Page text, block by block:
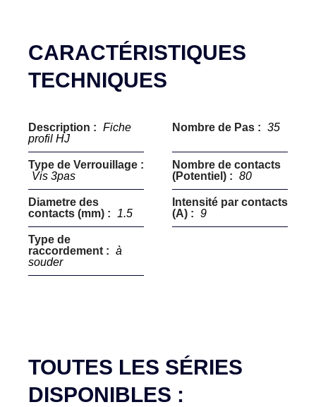
CARACTÉRISTIQUES
TECHNIQUES
Description : Fiche
profil HJ
Nombre de Pas : 35
Type de Verrouillage :
Vis 3pas
Nombre de contacts
(Potentiel) : 80
Diametre des
contacts (mm) :
1.5
Intensité par contacts
(A) : 9
Type de
raccordement : à
souder
TOUTES LES SÉRIES
DISPONIBLES :